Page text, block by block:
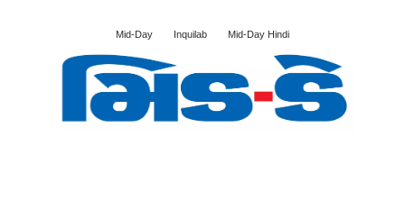
Mid-Day Inquilab Mid-Day Hindi